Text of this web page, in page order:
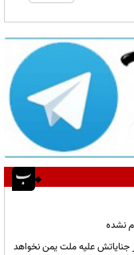
نشده
جنایاتش علیه ملت یمن نخواهد